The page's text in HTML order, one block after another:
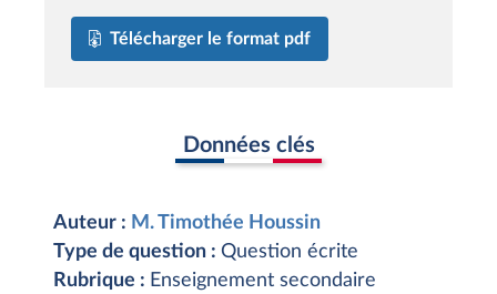
Télécharger le format pdf
Données clés
Auteur : M. Timothée Houssin
Type de question : Question écrite
Rubrique : Enseignement secondaire